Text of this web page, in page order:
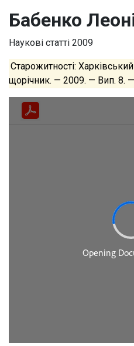
Бабенко
Наукові статті 2009
Старожитності:
щорічник. — 2009. — Вип. 8.